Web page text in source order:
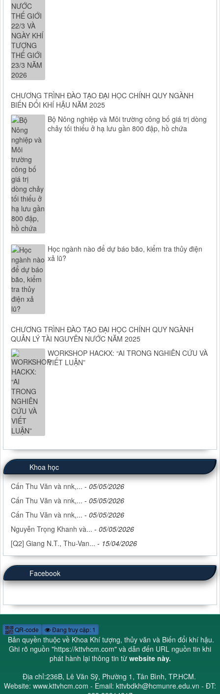
CHƯƠNG TRÌNH ĐÀO TẠO ĐẠI HỌC CHÍNH QUY NGÀNH
BIẾN ĐỔI KHÍ HẬU NĂM 2025
Bộ Nông nghiệp và Môi trường công bố giá trị dòng
chảy tối thiểu ở hạ lưu gần 800 đập, hồ chứa
Học ngành nào để dự báo bão, kiểm tra thủy điện
xả lũ?
CHƯƠNG TRÌNH ĐÀO TẠO ĐẠI HỌC CHÍNH QUY NGÀNH
QUẢN LÝ TÀI NGUYÊN NƯỚC NĂM 2025
WORKSHOP HACKX: “AI TRONG NGHIÊN CỨU VÀ
VIẾT LUẬN”
Khoa học
Cấn Thu Văn và nnk,... - 05/05/2026
Cấn Thu Văn và nnk,... - 05/05/2026
Cấn Thu Văn và nnk,... - 05/05/2026
Nguyễn Trọng Khanh và... - 05/05/2026
[Q2] Giang N.T., Thu-Van... - 15/04/2026
Facebook
QR-code Đang truy cập: 1
Bản quyền thuộc về Khoa Khí tượng, thủy văn và Biến đổi khí hậu.
Ghi rõ nguồn "https://kttvhcm.com" và dẫn đến URL nguồn tin khi
phát hành lại thông tin từ website này.
Địa chỉ:236B, Lê Văn Sỹ, Phường 1, Tân Bình, TP.HCM.
Website: www.kttvhcm.com - Email: kttvbdkh@hcmunre.edu.vn - ĐT: